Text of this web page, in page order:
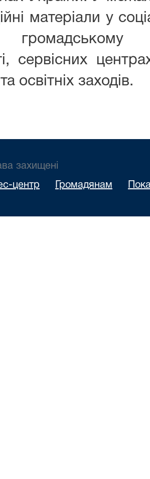
матеріали у
громадському
сервісних
освітніх заходів.
захищені
центр Громадянам